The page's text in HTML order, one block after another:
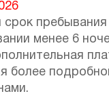
срок
менее 6
более